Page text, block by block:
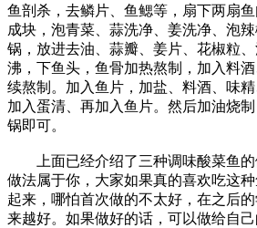
鱼剖杀，去鳞片、鱼鳃等，扇下两扇
成块，泡青菜、蒜洗净、姜洗净、泡
锅，放进去油、蒜瓣、姜片、花椒粒
沸，下鱼头，鱼骨加热熬制，加入料
续熬制。加入鱼片，加盐、料酒、味
加入蛋清、再加入鱼片。然后加油烧
锅即可。
上面已经介绍了三种调味酸菜鱼的
做法属于你，大家如果真的喜欢吃这
起来，哪怕首次做的不太好，在之后
来越好。如果做好的话，可以做给自己